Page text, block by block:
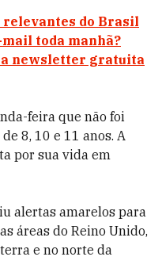
relevantes do Brasil
toda manhã?
newsletter gratuita
feira que não foi
8, 10 e 11 anos. A
por sua vida em
alertas amarelos para
áreas do Reino Unido,
e no norte da